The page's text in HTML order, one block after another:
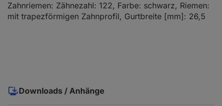
Zahnriemen: Zähnezahl: 122, Farbe: schwarz, Riemen:
mit trapezförmigen Zahnprofil, Gurtbreite [mm]: 26,5
Downloads / Anhänge